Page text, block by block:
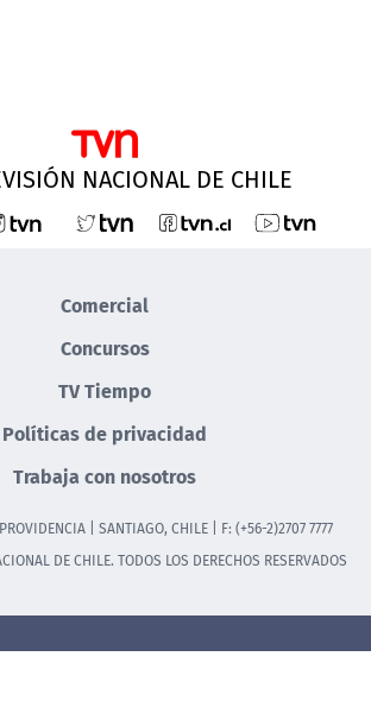
NACIONAL DE CHILE
Comercial
Concursos
TV Tiempo
Políticas de privacidad
Trabaja con nosotros
| SANTIAGO, CHILE | F: (+56-2)2707 7777
DE CHILE. TODOS LOS DERECHOS RESERVADOS